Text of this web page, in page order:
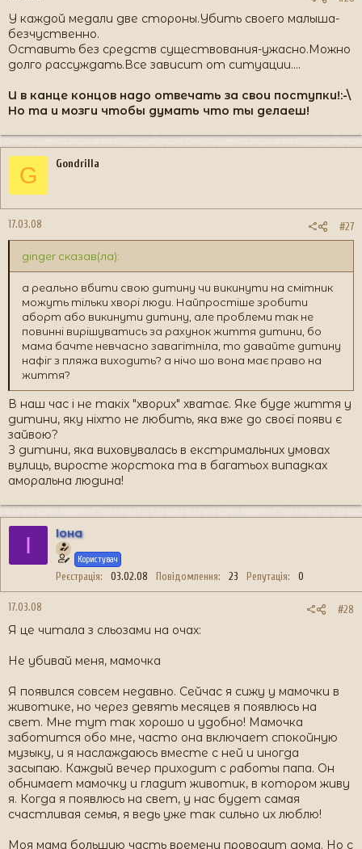
У каждой медали две стороны.Убить своего малыша-
безчуственно.
Оставить без средств существования-ужасно.Можно
долго рассуждать.Все зависит от ситуации....
И в канце концов надо отвечать за свои поступки!:-\
Но та и мозги чтобы думать что ты делаеш!
G Gondrilla
17.03.08 #27
ginger сказав(ла):
а реально вбити свою дитину чи викинути на смітник
можуть тільки хворі люди. Найпростіше зробити
аборт або викинути дитину, але проблеми так не
повинні вирішуватись за рахунок життя дитини, бо
мама бачте невчасно завагітніла, то давайте дитину
нафіг з пляжа виходить? а нічо шо вона має право на
життя?
В наш час і не такіх "хворих" хватає. Яке буде життя у
дитини, яку ніхто не любить, яка вже до своєї появи є
зайвою?
З дитини, яка виховувалась в екстримальних умовах
вулиць, виросте жорстока та в багатьох випадках
аморальна людина!
І Іона
Користувач
Реєстрація 03.02.08 Повідомлення 23 Репутація 0
17.03.08 #28
Я це читала з сльозами на очах:
Не убивай меня, мамочка
Я появился совсем недавно. Сейчас я сижу у мамочки в
животике, но через девять месяцев я появлюсь на
свет. Мне тут так хорошо и удобно! Мамочка
заботится обо мне, часто она включает спокойную
музыку, и я наслаждаюсь вместе с ней и иногда
засыпаю. Каждый вечер приходит с работы папа. Он
обнимает мамочку и гладит животик, в котором живу
я. Когда я появлюсь на свет, у нас будет самая
счастливая семья, я ведь уже так сильно их люблю!
Моя мама большую часть времени проводит дома. Но с